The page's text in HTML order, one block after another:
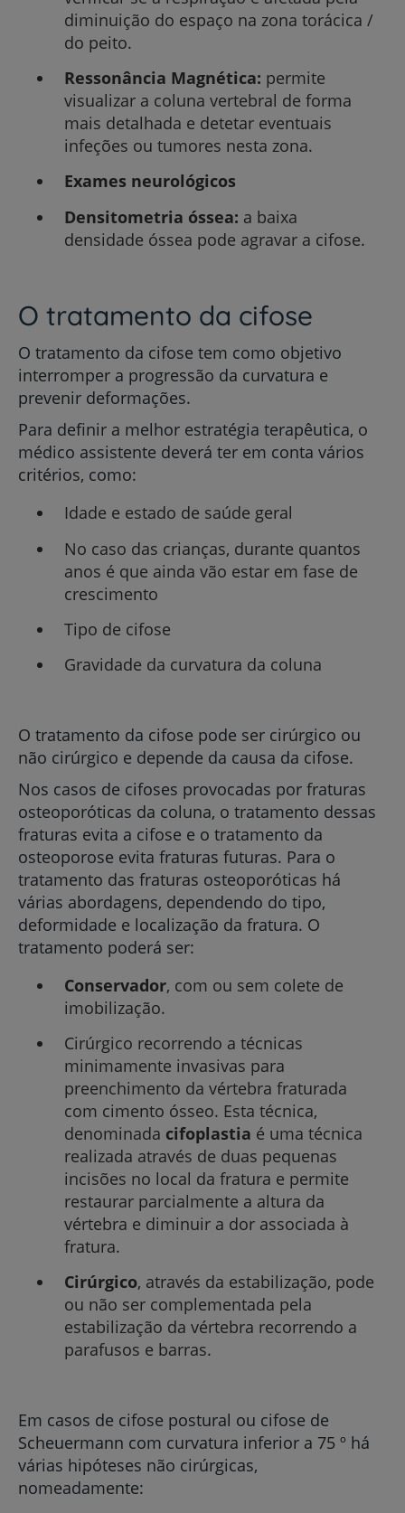
diminuição do espaço na zona torácica /
do peito.
Ressonância Magnética: permite
visualizar a coluna vertebral de forma
mais detalhada e detetar eventuais
infeções ou tumores nesta zona.
Exames neurológicos
Densitometria óssea: a baixa
densidade óssea pode agravar a cifose.
O tratamento da cifose
O tratamento da cifose tem como objetivo
interromper a progressão da curvatura e
prevenir deformações.
Para definir a melhor estratégia terapêutica, o
médico assistente deverá ter em conta vários
critérios, como:
Idade e estado de saúde geral
No caso das crianças, durante quantos
anos é que ainda vão estar em fase de
crescimento
Tipo de cifose
Gravidade da curvatura da coluna
O tratamento da cifose pode ser cirúrgico ou
não cirúrgico e depende da causa da cifose.
Nos casos de cifoses provocadas por fraturas
osteoporóticas da coluna, o tratamento dessas
fraturas evita a cifose e o tratamento da
osteoporose evita fraturas futuras. Para o
tratamento das fraturas osteoporóticas há
várias abordagens, dependendo do tipo,
deformidade e localização da fratura. O
tratamento poderá ser:
Conservador, com ou sem colete de
imobilização.
Cirúrgico recorrendo a técnicas
minimamente invasivas para
preenchimento da vértebra fraturada
com cimento ósseo. Esta técnica,
denominada cifoplastia é uma técnica
realizada através de duas pequenas
incisões no local da fratura e permite
restaurar parcialmente a altura da
vértebra e diminuir a dor associada à
fratura.
Cirúrgico, através da estabilização, pode
ou não ser complementada pela
estabilização da vértebra recorrendo a
parafusos e barras.
Em casos de cifose postural ou cifose de
Scheuermann com curvatura inferior a 75 º há
várias hipóteses não cirúrgicas,
nomeadamente: